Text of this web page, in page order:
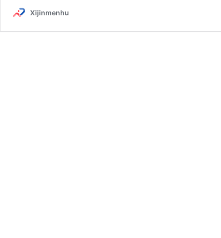
Xijinmenhu